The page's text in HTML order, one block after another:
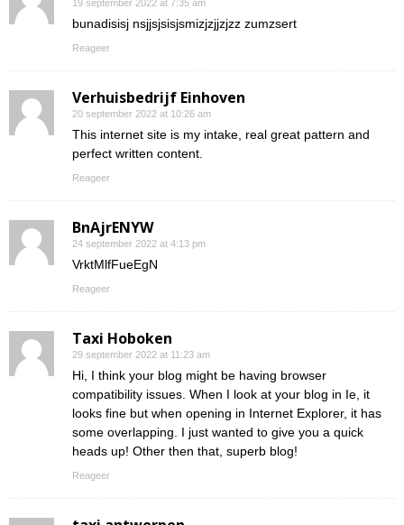
19 september 2022 at 7:35 am
bunadisisj nsjjsjsisjsmizjzjjzjzz zumzsert
Reageer
Verhuisbedrijf Einhoven
20 september 2022 at 10:26 am
This internet site is my intake, real great pattern and
perfect written content.
Reageer
BnAjrENYW
24 september 2022 at 4:13 pm
VrktMlfFueEgN
Reageer
Taxi Hoboken
29 september 2022 at 11:23 am
Hi, I think your blog might be having browser
compatibility issues. When I look at your blog in Ie, it
looks fine but when opening in Internet Explorer, it has
some overlapping. I just wanted to give you a quick
heads up! Other then that, superb blog!
Reageer